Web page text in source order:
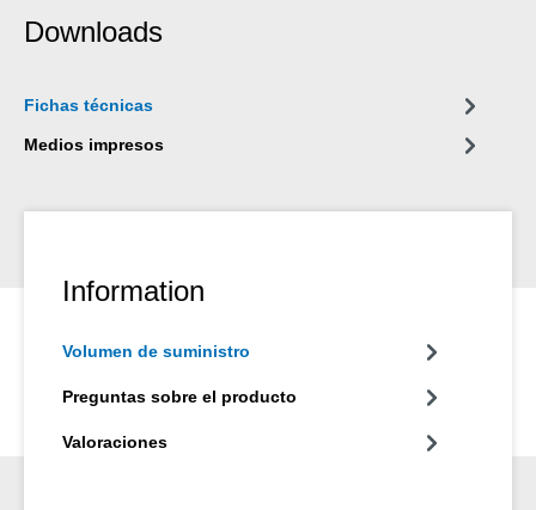
en pernos y tuercas de las ruedas y en bujes de desgaste de
Downloads
Fichas técnicas
Medios impresos
Information
Volumen de suministro
Preguntas sobre el producto
Valoraciones